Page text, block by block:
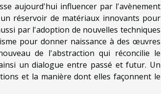
aujourd'hui influencer par l'avènement
réservoir de matériaux innovants pour
par l'adoption de nouvelles techniques
pour donner naissance à des œuvres
de l'abstraction qui réconcilie le
un dialogue entre passé et futur. Un
et la manière dont elles façonnent le